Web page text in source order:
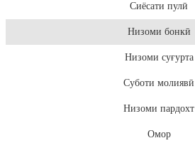
Сиёсати пулӣ
Низоми бонкӣ
Низоми суғурта
Суботи молиявӣ
Низоми пардохт
Омор